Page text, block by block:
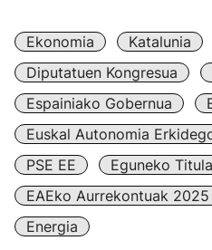
Ekonomia Katalunia
Diputatuen Kongresua
Espainiako Gobernua
Euskal Autonomia
PSE EE
Eguneko
EAEko Aurrekontuak 2025
Energia